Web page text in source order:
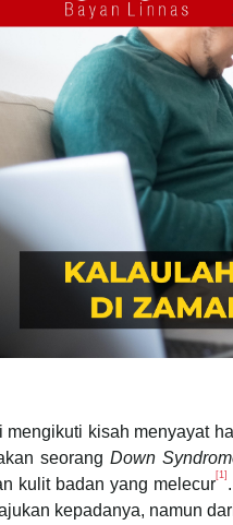
mengikuti kisah menyayat
seorang Down
kulit badan yang melecur[1]
kepadanya, namun